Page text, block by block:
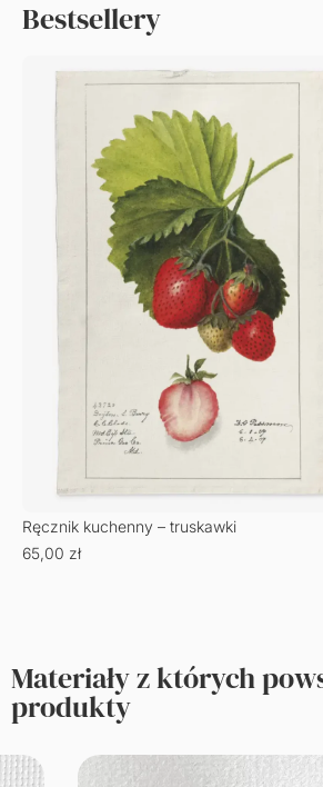
Bestsellery
Ręcznik kuchenny – truskawki
65,00 zł
Materiały z których
produkty